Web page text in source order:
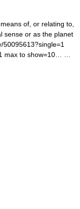
of, or relating to,
sense or as the planet
50095613?single=1
max to show=10… …